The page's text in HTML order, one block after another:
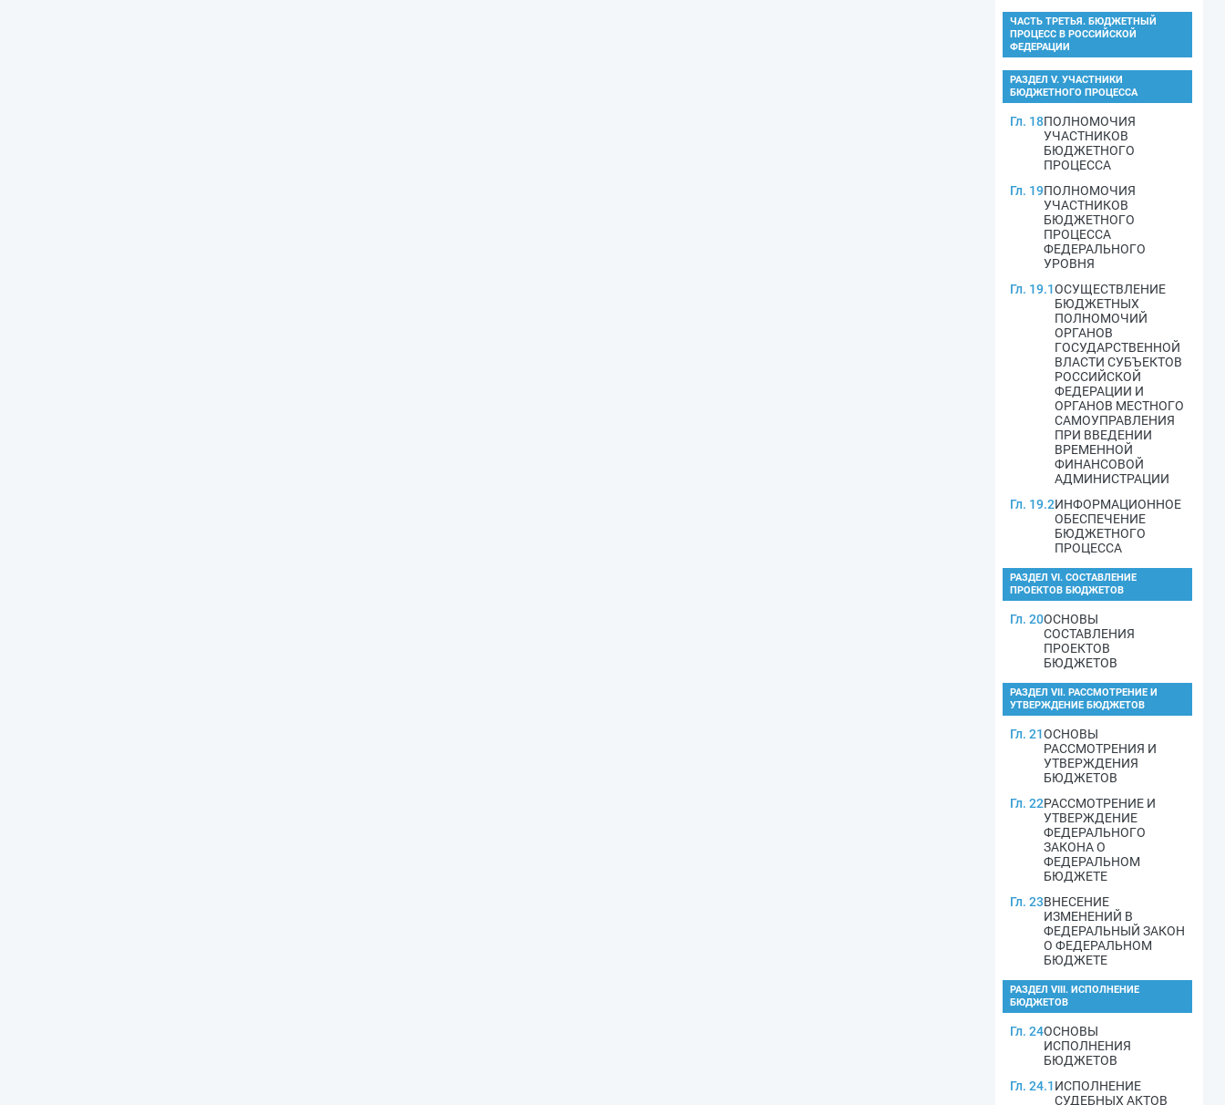
ЧАСТЬ ТРЕТЬЯ. БЮДЖЕТНЫЙ
ПРОЦЕСС В РОССИЙСКОЙ
ФЕДЕРАЦИИ
РАЗДЕЛ V. УЧАСТНИКИ
БЮДЖЕТНОГО ПРОЦЕССА
Гл. 18ПОЛНОМОЧИЯ
УЧАСТНИКОВ
БЮДЖЕТНОГО
ПРОЦЕССА
Гл. 19ПОЛНОМОЧИЯ
УЧАСТНИКОВ
БЮДЖЕТНОГО
ПРОЦЕССА
ФЕДЕРАЛЬНОГО
УРОВНЯ
Гл. 19.1ОСУЩЕСТВЛЕНИЕ
БЮДЖЕТНЫХ
ПОЛНОМОЧИЙ
ОРГАНОВ
ГОСУДАРСТВЕННОЙ
ВЛАСТИ СУБЪЕКТОВ
РОССИЙСКОЙ
ФЕДЕРАЦИИ И
ОРГАНОВ МЕСТНОГО
САМОУПРАВЛЕНИЯ
ПРИ ВВЕДЕНИИ
ВРЕМЕННОЙ
ФИНАНСОВОЙ
АДМИНИСТРАЦИИ
Гл. 19.2ИНФОРМАЦИОННОЕ
ОБЕСПЕЧЕНИЕ
БЮДЖЕТНОГО
ПРОЦЕССА
РАЗДЕЛ VI. СОСТАВЛЕНИЕ
ПРОЕКТОВ БЮДЖЕТОВ
Гл. 20ОСНОВЫ
СОСТАВЛЕНИЯ
ПРОЕКТОВ
БЮДЖЕТОВ
РАЗДЕЛ VII. РАССМОТРЕНИЕ И
УТВЕРЖДЕНИЕ БЮДЖЕТОВ
Гл. 21ОСНОВЫ
РАССМОТРЕНИЯ И
УТВЕРЖДЕНИЯ
БЮДЖЕТОВ
Гл. 22РАССМОТРЕНИЕ И
УТВЕРЖДЕНИЕ
ФЕДЕРАЛЬНОГО
ЗАКОНА О
ФЕДЕРАЛЬНОМ
БЮДЖЕТЕ
Гл. 23ВНЕСЕНИЕ
ИЗМЕНЕНИЙ В
ФЕДЕРАЛЬНЫЙ ЗАКОН
О ФЕДЕРАЛЬНОМ
БЮДЖЕТЕ
РАЗДЕЛ VIII. ИСПОЛНЕНИЕ
БЮДЖЕТОВ
Гл. 24ОСНОВЫ
ИСПОЛНЕНИЯ
БЮДЖЕТОВ
Гл. 24.1ИСПОЛНЕНИЕ
СУДЕБНЫХ АКТОВ